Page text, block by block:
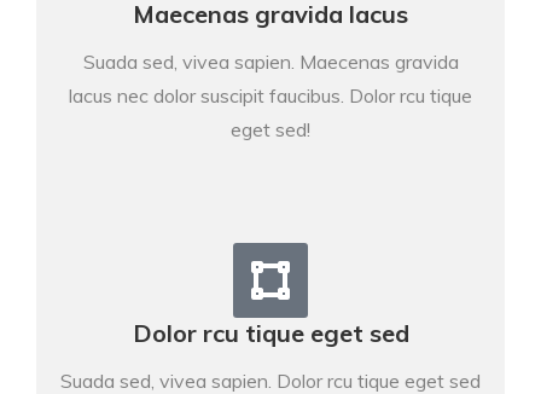
Maecenas gravida lacus
Suada sed, vivea sapien. Maecenas gravida
lacus nec dolor suscipit faucibus. Dolor rcu tique
eget sed!
Dolor rcu tique eget sed
Suada sed, vivea sapien. Dolor rcu tique eget sed